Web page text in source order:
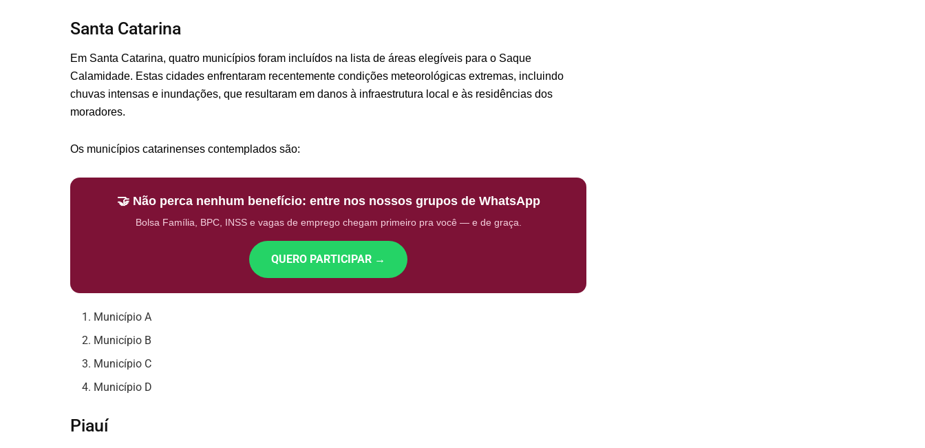
Santa Catarina
Em Santa Catarina, quatro municípios foram incluídos na lista de áreas elegíveis para o Saque
Calamidade. Estas cidades enfrentaram recentemente condições meteorológicas extremas, incluindo
chuvas intensas e inundações, que resultaram em danos à infraestrutura local e às residências dos
moradores.
Os municípios catarinenses contemplados são:
🤝 Não perca nenhum benefício: entre nos nossos grupos de WhatsApp
Bolsa Família, BPC, INSS e vagas de emprego chegam primeiro pra você — e de graça.
QUERO PARTICIPAR →
Município A
Município B
Município C
Município D
Piauí